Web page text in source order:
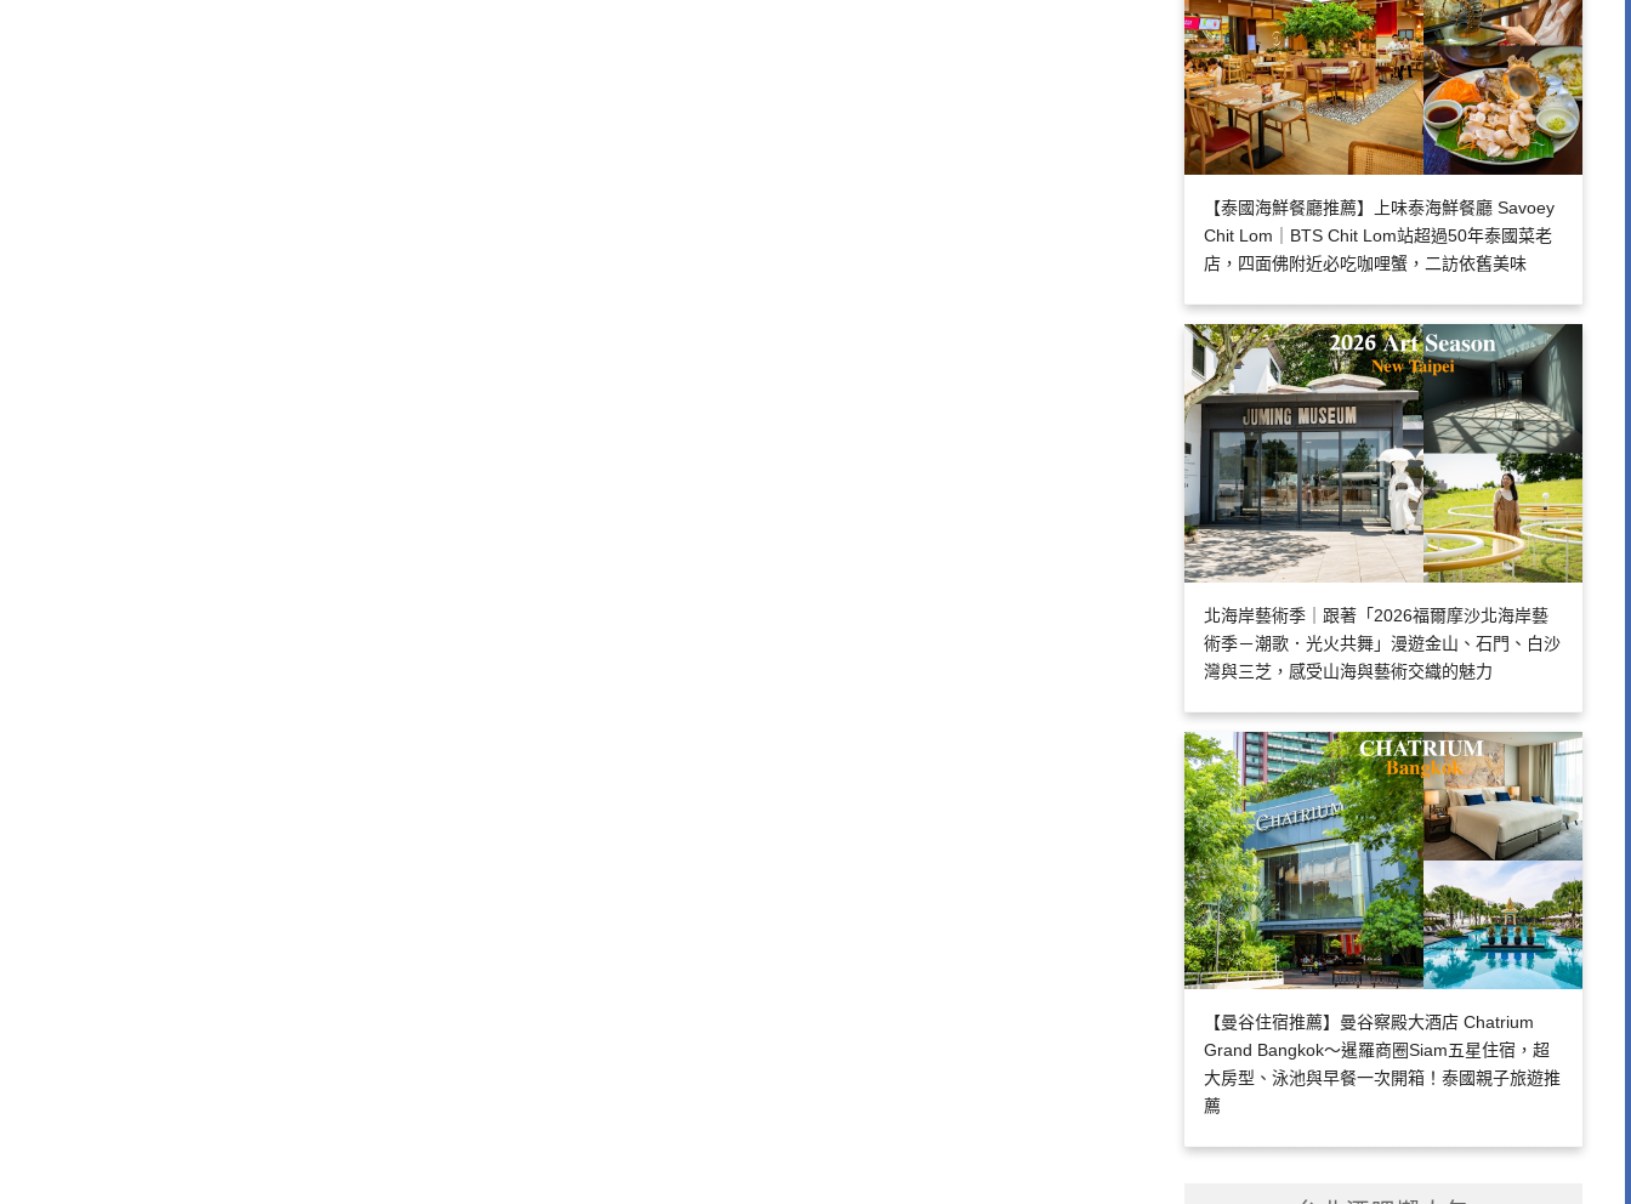
【泰國海鮮餐廳推薦】上味泰海鮮餐廳 Savoey
Chit Lom｜BTS Chit Lom站超過50年泰國菜老
店，四面佛附近必吃咖哩蟹，二訪依舊美味
北海岸藝術季｜跟著「2026福爾摩沙北海岸藝
術季－潮歌．光火共舞」漫遊金山、石門、白沙
灣與三芝，感受山海與藝術交織的魅力
【曼谷住宿推薦】曼谷察殿大酒店 Chatrium
Grand Bangkok～暹羅商圈Siam五星住宿，超
大房型、泳池與早餐一次開箱！泰國親子旅遊推
薦